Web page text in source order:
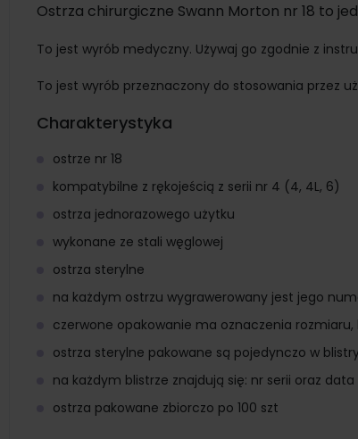
Ostrza chirurgiczne Swann Morton nr 18 to
To jest wyrób medyczny. Używaj go zgodnie z
To jest wyrób przeznaczony do stosowania przez
Charakterystyka
ostrze nr 18
kompatybilne z rękojeścią z serii nr 4 (4, 4L, 6)
ostrza jednorazowego użytku
wykonane ze stali węglowej
ostrza sterylne
na każdym ostrzu wygrawerowany jest jego
czerwone opakowanie ma oznaczenia
ostrza sterylne pakowane są pojedynczo w
na każdym blistrze znajdują się: nr serii oraz
ostrza pakowane zbiorczo po 100 szt